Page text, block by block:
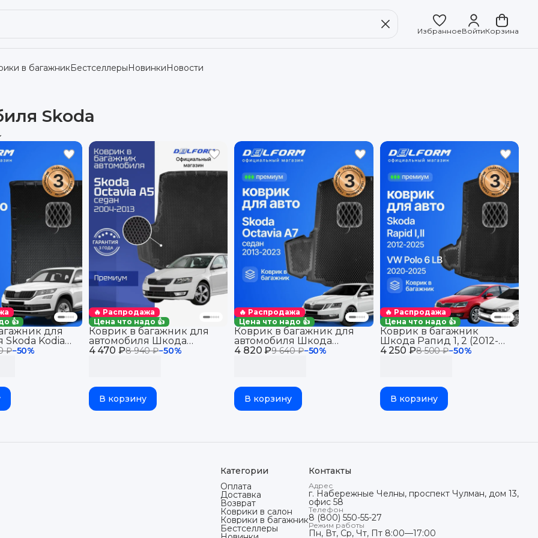
ИзбранноеВойтиКорзина
в багажникБестселлерыНовинкиНовости
Skoda
👍
₽−50%
для
Skoda Kodiag
Кодиак в
🔥 Распродажа
Цена что надо 👍
4 470 ₽8 940 ₽−50%
Коврик в багажник для
автомобиля Шкода
Октавия А5, Skoda Octavia
В корзину
🔥 Распродажа
Цена что надо 👍
4 820 ₽9 640 ₽−50%
Коврик в багажник для
автомобиля Шкода
Октавия А7 Skoda Octavia
В корзину
🔥 Распродажа
Цена что надо 👍
4 250 ₽8 500 ₽−50%
Коврик в багажник
Шкода Рапид 1, 2 (2012-
23), Фольксваген Поло 6
В корзину
Категории
Оплата
Доставка
Возврат
Коврики в салон
Коврики в багажник
Бестселлеры
Контакты
Адрес
г. Набережные Челны, проспект Чулман, дом 13,
офис 58
Телефон
8 (800) 550-55-27
Режим работы
Пн, Вт, Ср, Чт, Пт 8:00—17:00